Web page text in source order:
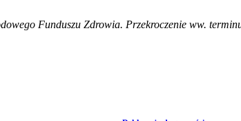
Funduszu Zdrowia. Przekroczenie ww.